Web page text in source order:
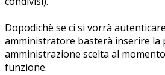
Dopodichè se ci si vorrà
amministratore basterà inserire la
amministrazione scelta al
funzione.